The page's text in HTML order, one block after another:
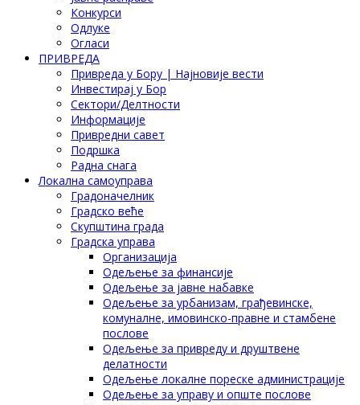
Конкурси
Одлуке
Огласи
ПРИВРЕДА
Привреда у Бору | Најновије вести
Инвестирај у Бор
Сектори/Делтности
Информације
Привредни савет
Подршка
Радна снага
Локална самоуправа
Градоначелник
Градско веће
Скупштина града
Градска управа
Организација
Одељење за финансије
Одељење за јавне набавке
Одељење за урбанизам, грађевинске,
комуналне, имовинско-правне и стамбене
послове
Одељење за привреду и друштвене
делатности
Одељење локалне пореске администрације
Одељење за управу и опште послове